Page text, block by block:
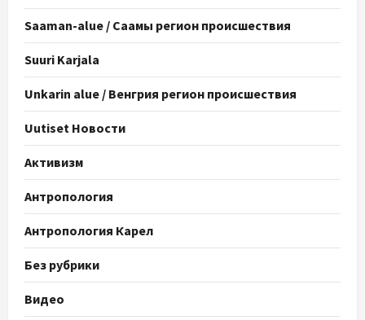
Saaman-alue / Саамы регион происшествия
Suuri Karjala
Unkarin alue / Венгрия регион происшествия
Uutiset Новости
Активизм
Антропология
Антропология Карел
Без рубрики
Видео